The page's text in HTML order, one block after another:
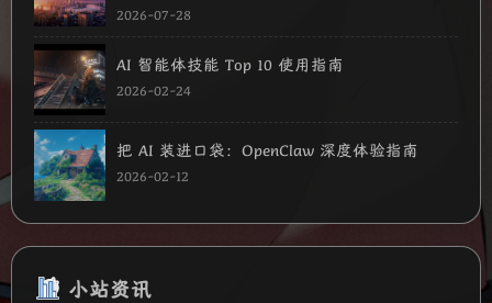
2026-07-28
AI 智能体技能 Top 10 使用指南
2026-02-24
把 AI 装进口袋：OpenClaw 深度体验指南
2026-02-12
小站资讯